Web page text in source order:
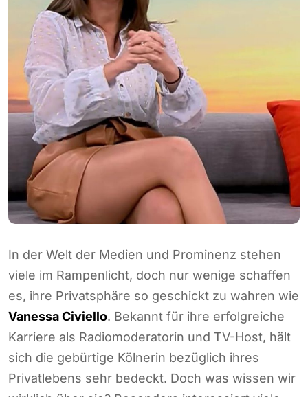
In der Welt der Medien und Prominenz stehen
viele im Rampenlicht, doch nur wenige schaffen
es, ihre Privatsphäre so geschickt zu wahren wie
Vanessa Civiello. Bekannt für ihre erfolgreiche
Karriere als Radiomoderatorin und TV-Host, hält
sich die gebürtige Kölnerin bezüglich ihres
Privatlebens sehr bedeckt. Doch was wissen wir